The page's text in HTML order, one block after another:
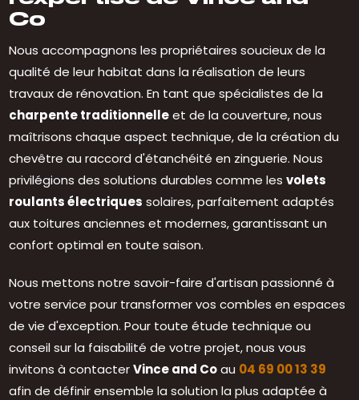
Co
Nous accompagnons les propriétaires soucieux de la
qualité de leur habitat dans la réalisation de leurs
travaux de rénovation. En tant que spécialistes de la
charpente traditionnelleet de la couverture, nous
maîtrisons chaque aspect technique, de la création du
chevêtre au raccord d'étanchéité en zinguerie. Nous
privilégions des solutions durables comme lesvolets
roulants électriques solaires, parfaitement adaptés
aux toitures anciennes et modernes, garantissant un
confort optimal en toute saison.
Nous mettons notre savoir-faire d'artisan passionné à
votre service pour transformer vos combles en espaces
de vie d'exception. Pour toute étude technique ou
conseil sur la faisabilité de votre projet, nous vous
invitons à contacterVince and Coau 04 69 00 13 39
afin de définir ensemble la solution la plus adaptée à